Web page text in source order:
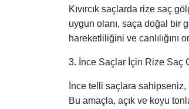
Kıvırcık saçlarda rize saç
uygun olanı, saça doğal bir
hareketliliğini ve canlılığını
3. İnce Saçlar İçin Rize Saç
İnce telli saçlara
Bu amaçla, açık ve koyu